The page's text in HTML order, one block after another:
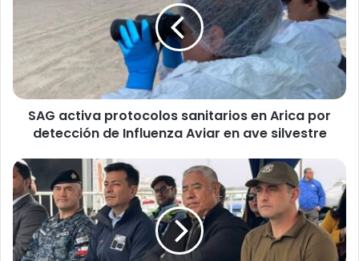
t
v
a
t
o
c
o
l
o
SAG activa protocolos sanitarios en Arica por
detección de Influenza Aviar en ave silvestre
A
t
o
r
i